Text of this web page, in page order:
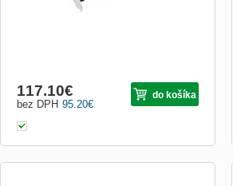
95.20€
bez DPH
117.10€ do košíka